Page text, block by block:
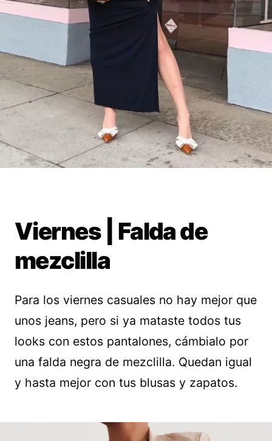
Viernes | Falda de
mezclilla
Para los viernes casuales no hay mejor que
unos jeans, pero si ya mataste todos tus
looks con estos pantalones, cámbialo por
una falda negra de mezclilla. Quedan igual
y hasta mejor con tus blusas y zapatos.